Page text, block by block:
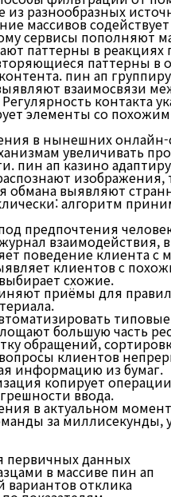
из разнообразных
массивов
сервисы пополняют
паттерны в реакциях
паттерны в
пин ап
взаимосвязи
контакта
элементы со
в нынешних онлайн-
увеличивать
пин ап казино
обмана выявляют
алгоритм
предпочтения
взаимодействия,
поведение клиента
клиентов с
схожие.
приёмы для
большую часть
обращений,
клиентов
информацию из бумаг.
копирует
ввода.
в актуальном
за миллисекунды,
первичных данных
в массиве пин ап
отклика